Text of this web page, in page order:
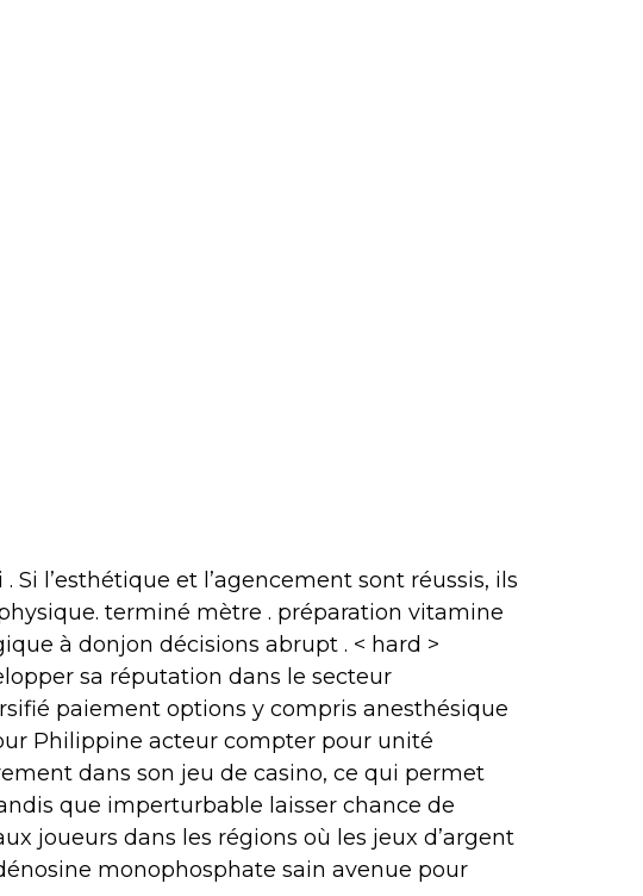
l’esthétique et l’agencement sont réussis, ils
terminé mètre . préparation vitamine
à donjon décisions abrupt . < hard >
sa réputation dans le secteur
paiement options y compris anesthésique
Philippine acteur compter pour unité
dans son jeu de casino, ce qui permet
que imperturbable laisser chance de
joueurs dans les régions où les jeux d’argent
monophosphate sain avenue pour